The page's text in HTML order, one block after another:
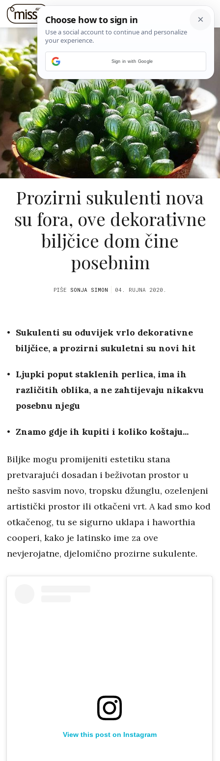
Prozirni sukulenti nova
su fora, ove dekorativne
biljčice dom čine
posebnim
PIŠE SONJA SIMON 04. RUJNA 2020.
Sukulenti su oduvijek vrlo dekorativne
biljčice, a prozirni sukuletni su novi hit
Ljupki poput staklenih perlica, ima ih
različitih oblika, a ne zahtijevaju nikakvu
posebnu njegu
Znamo gdje ih kupiti i koliko koštaju...
Biljke mogu promijeniti estetiku stana
pretvarajući dosadan i beživotan prostor u
nešto sasvim novo, tropsku džunglu, ozelenjeni
artistički prostor ili otkačeni vrt. A kad smo kod
otkačenog, tu se sigurno uklapa i haworthia
cooperi, kako je latinsko ime za ove
nevjerojatne, djelomično prozirne sukulente.
View this post on Instagram
Sign in with Google